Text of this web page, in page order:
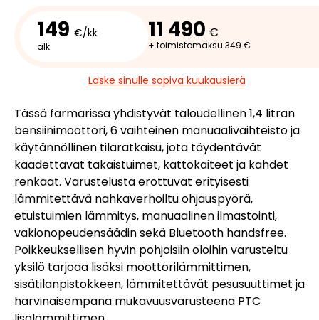
149 €/kk
alk.
11 490 €
+ toimistomaksu 349 €
Laske sinulle sopiva kuukausierä
Tässä farmarissa yhdistyvät taloudellinen 1,4 litran
bensiinimoottori, 6 vaihteinen manuaalivaihteisto ja
käytännöllinen tilaratkaisu, jota täydentävät
kaadettavat takaistuimet, kattokaiteet ja kahdet
renkaat. Varustelusta erottuvat erityisesti
lämmitettävä nahkaverhoiltu ohjauspyörä,
etuistuimien lämmitys, manuaalinen ilmastointi,
vakionopeudensäädin sekä Bluetooth handsfree.
Poikkeuksellisen hyvin pohjoisiin oloihin varusteltu
yksilö tarjoaa lisäksi moottorilämmittimen,
sisätilanpistokkeen, lämmitettävät pesusuuttimet ja
harvinaisempana mukavuusvarusteena PTC